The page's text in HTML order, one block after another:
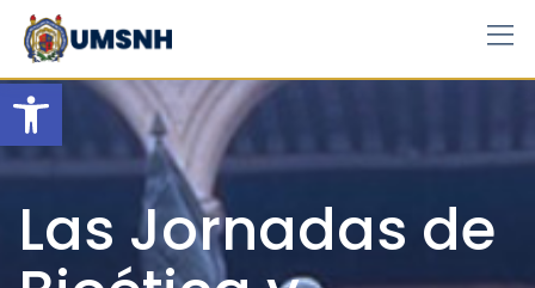
Open toolbar
Skip
content
Las Jornadas de